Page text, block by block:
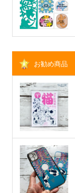
お勧め商品